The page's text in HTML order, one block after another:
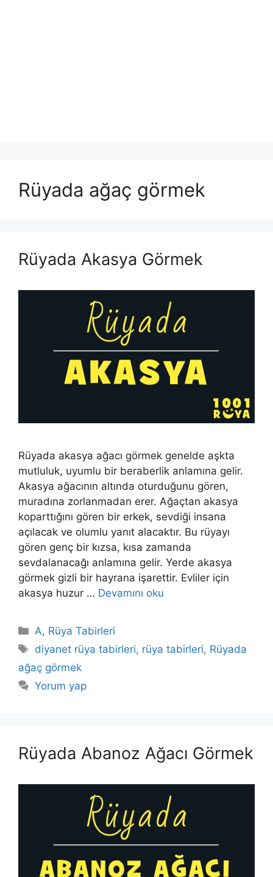
Rüyada ağaç görmek
Rüyada Akasya Görmek
Rüyada akasya ağacı görmek genelde aşkta
mutlu­luk, uyumlu bir beraberlik anlamına gelir.
Akasya ağacının altında oturduğunu gören,
muradına zorlanmadan erer. Ağaçtan akasya
koparttığını gören bir erkek, sevdiği insana
açılacak ve olumlu yanıt alacaktır. Bu rüyayı
gören genç bir kızsa, kısa zamanda
sevdalanacağı anlamına gelir. Yerde akasya
görmek gizli bir hayrana işarettir. Evliler için
akasya huzur … Devamını oku
Kategoriler
A, Rüya Tabirleri
Etiketler
diyanet rüya tabirleri, rüya tabirleri, Rüyada
ağaç görmek
Yorum yap
Rüyada Abanoz Ağacı Görmek